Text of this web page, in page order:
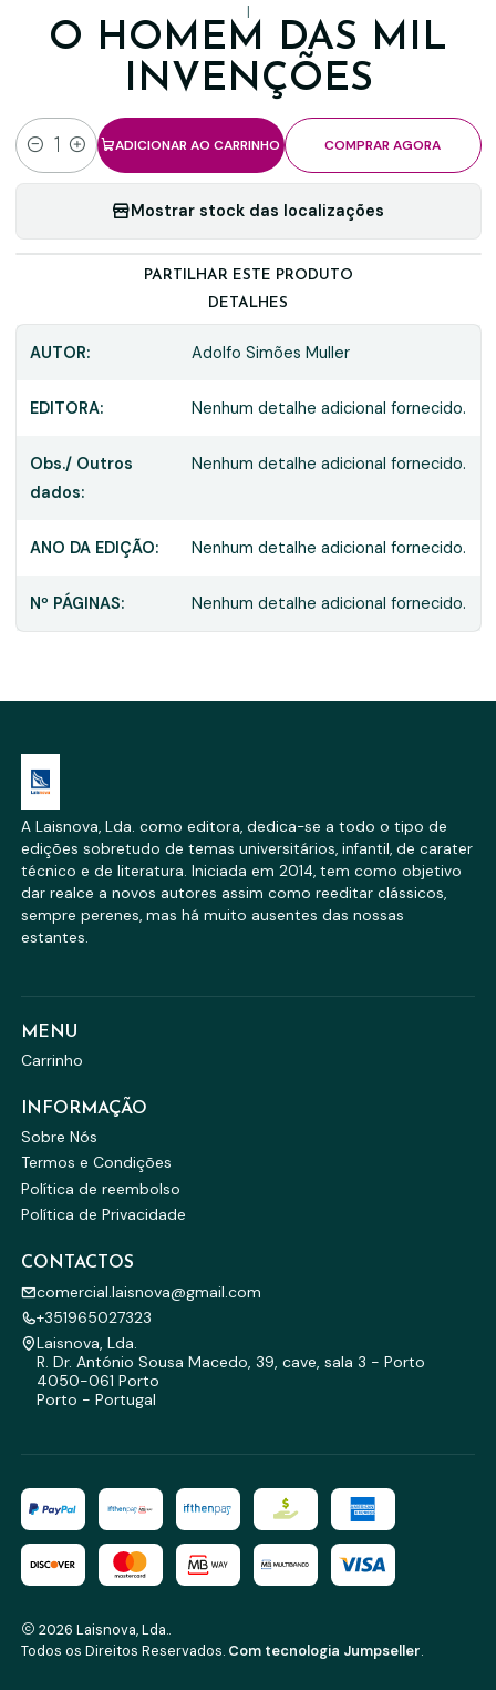
|
O HOMEM DAS MIL
INVENÇÕES
Quantidade
ADICIONAR AO CARRINHO COMPRAR AGORA
Mostrar stock das localizações
PARTILHAR ESTE PRODUTO
DETALHES
AUTOR: Adolfo Simões Muller
EDITORA: Nenhum detalhe adicional fornecido.
Obs./ Outros
dados:
Nenhum detalhe adicional fornecido.
ANO DA EDIÇÃO: Nenhum detalhe adicional fornecido.
Nº PÁGINAS: Nenhum detalhe adicional fornecido.
A Laisnova, Lda. como editora, dedica-se a todo o tipo de
edições sobretudo de temas universitários, infantil, de carater
técnico e de literatura. Iniciada em 2014, tem como objetivo
dar realce a novos autores assim como reeditar clássicos,
sempre perenes, mas há muito ausentes das nossas
estantes.
MENU
Carrinho
INFORMAÇÃO
Sobre Nós
Termos e Condições
Política de reembolso
Política de Privacidade
CONTACTOS
comercial.laisnova@gmail.com
+351965027323
Laisnova, Lda.
R. Dr. António Sousa Macedo, 39, cave, sala 3 - Porto
4050-061 Porto
Porto - Portugal
2026 Laisnova, Lda..
Todos os Direitos Reservados. Com tecnologia Jumpseller.